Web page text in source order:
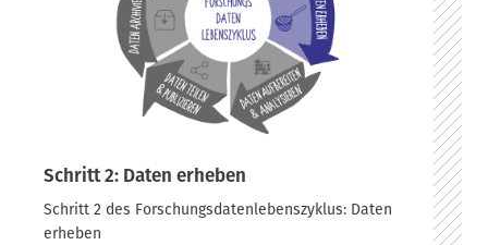
Schritt 2: Daten erheben
Schritt 2 des Forschungsdatenlebenszyklus: Daten
erheben